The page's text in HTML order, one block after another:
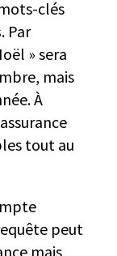
clés
. Par
» sera
mais
À
tout au
peut
mais